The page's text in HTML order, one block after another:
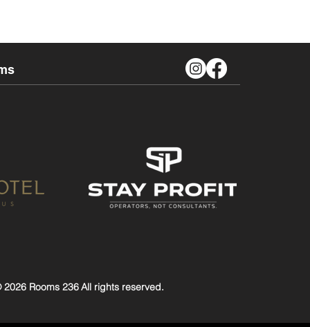
Rooms 236All rights reserved.